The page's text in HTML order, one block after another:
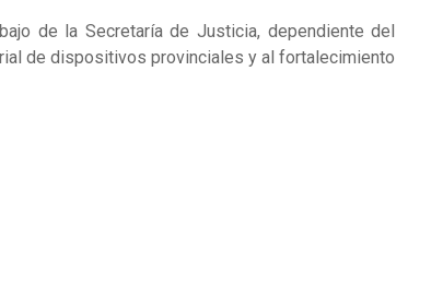
de la Secretaría de Justicia, dependiente del
de dispositivos provinciales y al fortalecimiento